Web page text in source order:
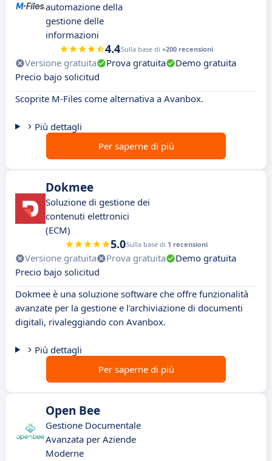
automazione della
gestione delle
informazioni
4.4Sulla base di +200 recensioni
Versione gratuita Prova gratuita
Demo gratuita
Precio bajo solicitud
Scoprite M-Files come alternativa a Avanbox.
Più dettagli
Per saperne di più
Dokmee
Soluzione di gestione dei
contenuti elettronici
(ECM)
5.0Sulla base di 1 recensioni
Versione gratuita Prova gratuita
Demo gratuita
Precio bajo solicitud
Dokmee è una soluzione software che offre funzionalità
avanzate per la gestione e l'archiviazione di documenti
digitali, rivaleggiando con Avanbox.
Più dettagli
Per saperne di più
Open Bee
Gestione Documentale
Avanzata per Aziende
Moderne